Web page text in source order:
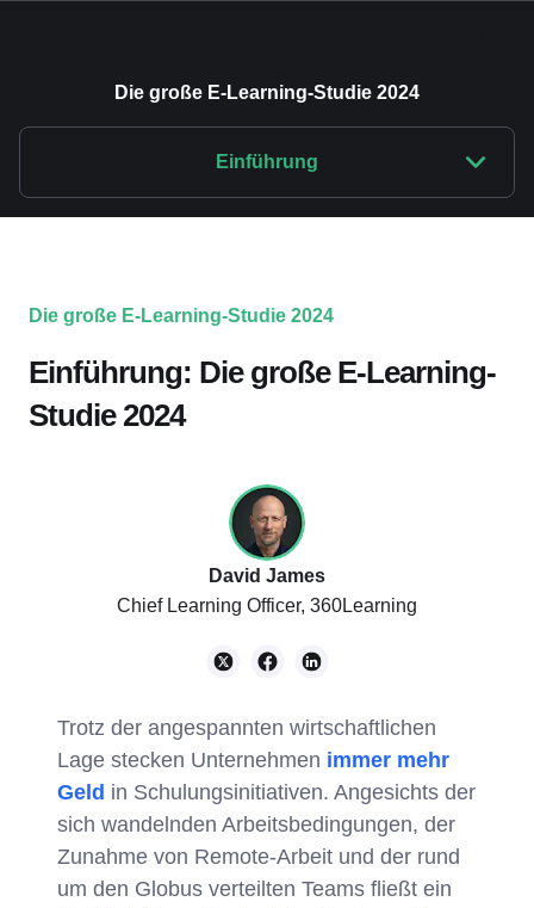
Die große E-Learning-Studie 2024
Einführung
Die große E-Learning-Studie 2024
Einführung: Die große E-Learning-
Studie 2024
David James
Chief Learning Officer, 360Learning
Trotz der angespannten wirtschaftlichen
Lage stecken Unternehmen immer mehr
Geld in Schulungsinitiativen. Angesichts der
sich wandelnden Arbeitsbedingungen, der
Zunahme von Remote-Arbeit und der rund
um den Globus verteilten Teams fließt ein